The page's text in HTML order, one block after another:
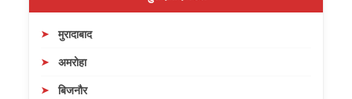
मुरादाबाद
अमरोहा
बिजनौर